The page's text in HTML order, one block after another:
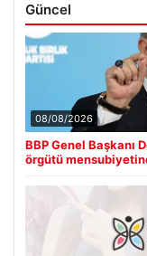
Güncel
08/08/2026
BBP Genel Başkanı
örgütü